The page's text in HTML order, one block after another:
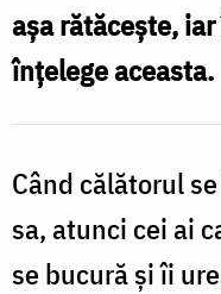
aşa rătăceşte,
înţelege aceasta.
Când călătorul
sa, atunci cei ai
se bucură şi îi